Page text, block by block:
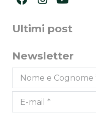
Ultimi post
Newsletter